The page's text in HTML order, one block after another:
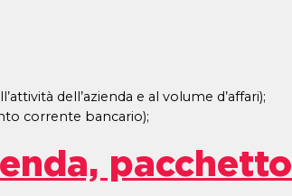
dell’azienda e al volume d’affari);
corrente bancario);
pacchetto